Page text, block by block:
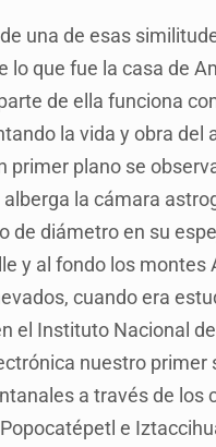
una de esas
lo que fue la casa de
de ella funciona
la vida y obra del
primer plano se
alberga la cámara
de diámetro en su
y al fondo los montes
cuando era
el Instituto Nacional
nuestro primer
a través de los
e